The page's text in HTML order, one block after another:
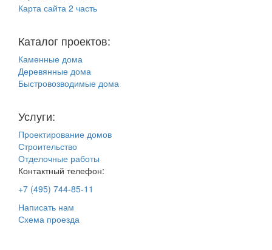
Карта сайта 2 часть
Каталог проектов:
Каменные дома
Деревянные дома
Быстровозводимые дома
Услуги:
Проектирование домов
Строительство
Отделочные работы
Контактный телефон:
+7 (495) 744-85-11
Написать нам
Схема проезда